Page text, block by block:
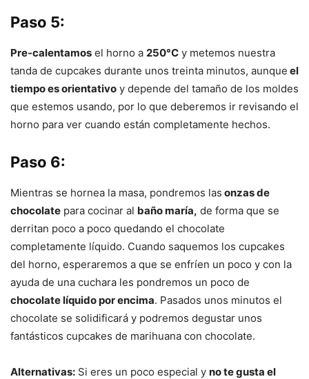
Paso 5:
Pre-calentamos el horno a 250°C y metemos nuestra
tanda de cupcakes durante unos treinta minutos, aunque el
tiempo es orientativo y depende del tamaño de los moldes
que estemos usando, por lo que deberemos ir revisando el
horno para ver cuando están completamente hechos.
Paso 6:
Mientras se hornea la masa, pondremos las onzas de
chocolate para cocinar al baño maría, de forma que se
derritan poco a poco quedando el chocolate
completamente líquido. Cuando saquemos los cupcakes
del horno, esperaremos a que se enfríen un poco y con la
ayuda de una cuchara les pondremos un poco de
chocolate líquido por encima. Pasados unos minutos el
chocolate se solidificará y podremos degustar unos
fantásticos cupcakes de marihuana con chocolate.
Alternativas: Si eres un poco especial y no te gusta el